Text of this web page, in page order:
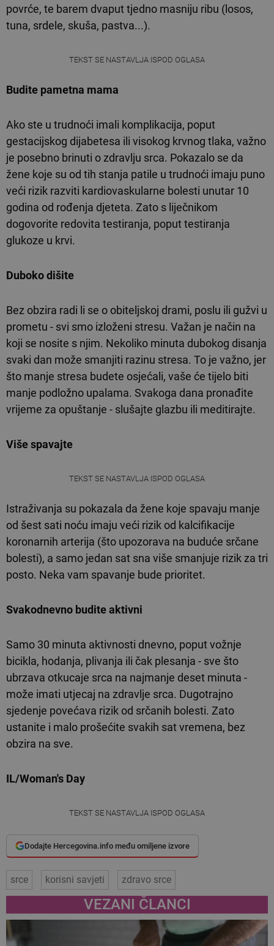
povrće, te barem dvaput tjedno masniju ribu (losos,
tuna, srdele, skuša, pastva...).
TEKST SE NASTAVLJA ISPOD OGLASA
Budite pametna mama
Ako ste u trudnoći imali komplikacija, poput
gestacijskog dijabetesa ili visokog krvnog tlaka, važno
je posebno brinuti o zdravlju srca. Pokazalo se da
žene koje su od tih stanja patile u trudnoći imaju puno
veći rizik razviti kardiovaskularne bolesti unutar 10
godina od rođenja djeteta. Zato s liječnikom
dogovorite redovita testiranja, poput testiranja
glukoze u krvi.
Duboko dišite
Bez obzira radi li se o obiteljskoj drami, poslu ili gužvi u
prometu - svi smo izloženi stresu. Važan je način na
koji se nosite s njim. Nekoliko minuta dubokog disanja
svaki dan može smanjiti razinu stresa. To je važno, jer
što manje stresa budete osjećali, vaše će tijelo biti
manje podložno upalama. Svakoga dana pronađite
vrijeme za opuštanje - slušajte glazbu ili meditirajte.
Više spavajte
TEKST SE NASTAVLJA ISPOD OGLASA
Istraživanja su pokazala da žene koje spavaju manje
od šest sati noću imaju veći rizik od kalcifikacije
koronarnih arterija (što upozorava na buduće srčane
bolesti), a samo jedan sat sna više smanjuje rizik za tri
posto. Neka vam spavanje bude prioritet.
Svakodnevno budite aktivni
Samo 30 minuta aktivnosti dnevno, poput vožnje
bicikla, hodanja, plivanja ili čak plesanja - sve što
ubrzava otkucaje srca na najmanje deset minuta -
može imati utjecaj na zdravlje srca. Dugotrajno
sjedenje povećava rizik od srčanih bolesti. Zato
ustanite i malo prošećite svakih sat vremena, bez
obzira na sve.
IL/Woman's Day
TEKST SE NASTAVLJA ISPOD OGLASA
Dodajte Hercegovina.info među omiljene izvore
srce korisni savjeti zdravo srce
VEZANI ČLANCI